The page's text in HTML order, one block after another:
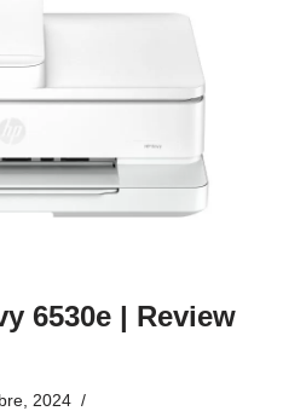
6530e | Review
2024